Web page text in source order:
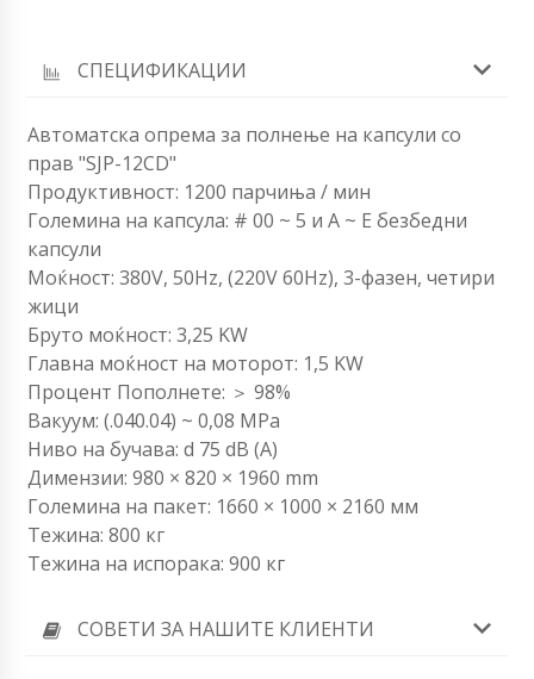
СПЕЦИФИКАЦИИ
Автоматска опрема за полнење на капсули со
прав "SJP-12CD"
Продуктивност: 1200 парчиња / мин
Големина на капсула: # 00 ~ 5 и A ~ E безбедни
капсули
Моќност: 380V, 50Hz, (220V 60Hz), 3-фазен, четири
жици
Бруто моќност: 3,25 KW
Главна моќност на моторот: 1,5 KW
Процент Пополнете: ＞ 98%
Вакуум: (.040.04) ~ 0,08 MPa
Ниво на бучава: d 75 dB (A)
Димензии: 980 × 820 × 1960 mm
Големина на пакет: 1660 × 1000 × 2160 мм
Тежина: 800 кг
Тежина на испорака: 900 кг
СОВЕТИ ЗА НАШИТЕ КЛИЕНТИ